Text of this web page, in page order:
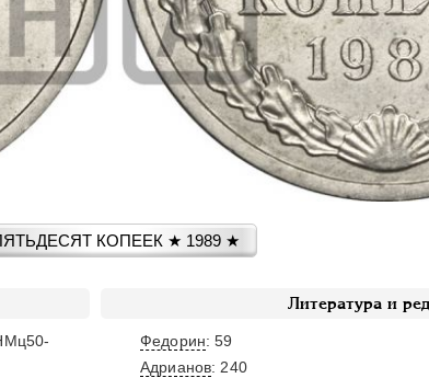
КОПЕЕК ★ 1989 ★
Литература и
Федорин: 59
Адрианов: 240